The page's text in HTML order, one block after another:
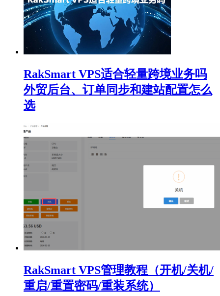
RakSmart VPS适合轻量跨境业务吗
外贸后台、订单同步和建站配置怎么
选
RakSmart VPS管理教程（开机/关机/
重启/重置密码/重装系统）